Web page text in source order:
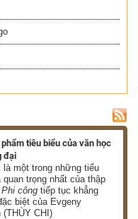
tiêu biểu của văn học
đại
một trong những tiểu
quan trọng nhất của thập
Phi công tiếp tục khẳng
biệt của Evgeny
(THÙY CHI)